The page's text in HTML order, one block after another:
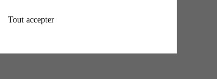
Tout accepter